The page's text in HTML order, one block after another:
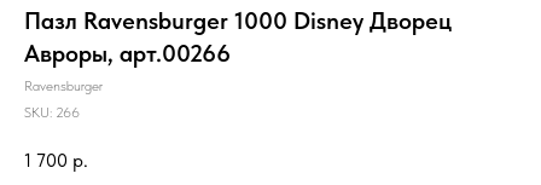
Пазл Ravensburger 1000 Disney Дворец
Авроры, арт.00266
Ravensburger
SKU: 266
1 700 р.